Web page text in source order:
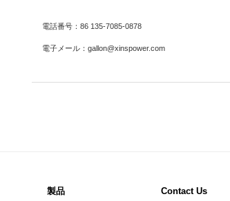
電話番号：86 135-7085-0878
電子メール：gallon@xinspower.com
製品 Contact Us